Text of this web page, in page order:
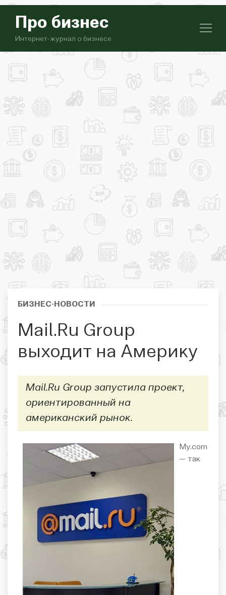
Про бизнес
Интернет-журнал о бизнесе
БИЗНЕС-НОВОСТИ
Mail.Ru Group
выходит на Америку
Mail.Ru Group запустила проект,
ориентированный на
американский рынок.
My.com
— так